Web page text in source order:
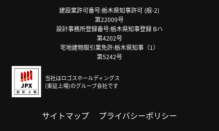
建設業許可番号:栃木県知事許可 (般-2)
第22009号
設計事務所登録番号:栃木県知事登録 Bハ
第4202号
宅地建物取引業免許:栃木県知事（1）
第5242号
当社はロゴスホールディングス
(東証上場)のグループ会社です
サイトマップ プライバシーポリシー